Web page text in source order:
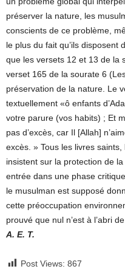
préserver la nature, les
conscients de ce problème,
le plus du fait qu’ils disposent
que les versets 12 et 13 de la
verset 165 de la sourate 6
préservation de la nature. Le
textuellement «ô enfants
votre parure (vos habits) ; Et
pas d’excès, car Il [Allah]
excès. » Tous les livres
insistent sur la protection de
entrée dans une phase
le musulman est supposé
cette préoccupation
prouvé que nul n’est à l’abri
A. E. T.
Post Views: 867